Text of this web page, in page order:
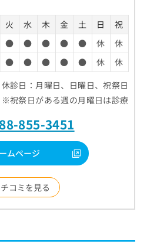
火 水 木 金 土 日
祝
● ● ● ● ● 休
休
● ● ● ● ● 休
休
休診日：月曜日、日曜日、祝祭日
※祝祭日がある週の月曜日は診療
855-3451
ムページ
コミを見る